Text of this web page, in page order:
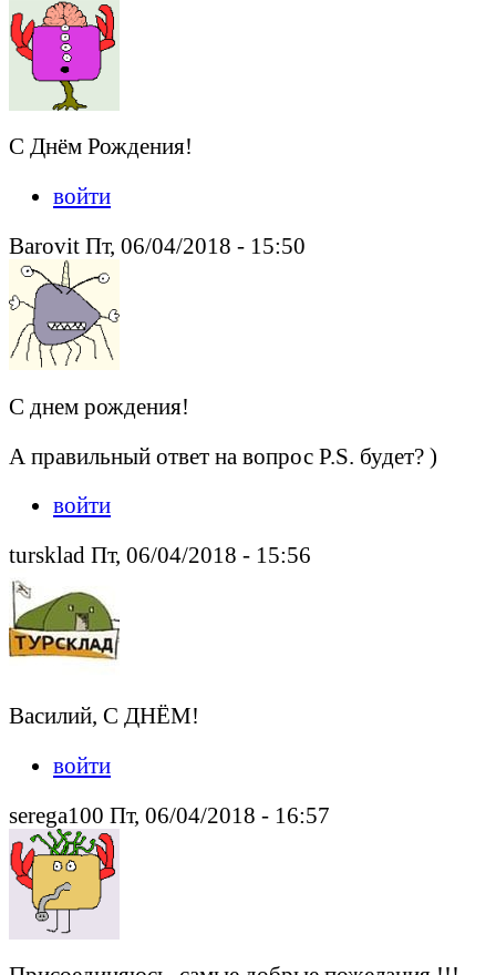
С Днём Рождения!
войти
Barovit Пт, 06/04/2018 - 15:50
С днем рождения!
А правильный ответ на вопрос P.S. будет? )
войти
tursklad Пт, 06/04/2018 - 15:56
Василий, С ДНЁМ!
войти
serega100 Пт, 06/04/2018 - 16:57